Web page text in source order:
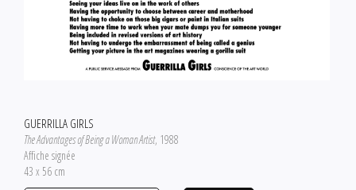
GUERRILLA GIRLS
The Advantages of Being a Woman Artist, 1988
Affiche signée
43 x 56 cm